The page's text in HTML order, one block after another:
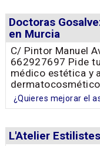
Doctoras
en Murcia
C/ Pintor Manuel
662927697 Pide
médico estética y
¿Quieres mejorar el
L'Atelier Estilistes